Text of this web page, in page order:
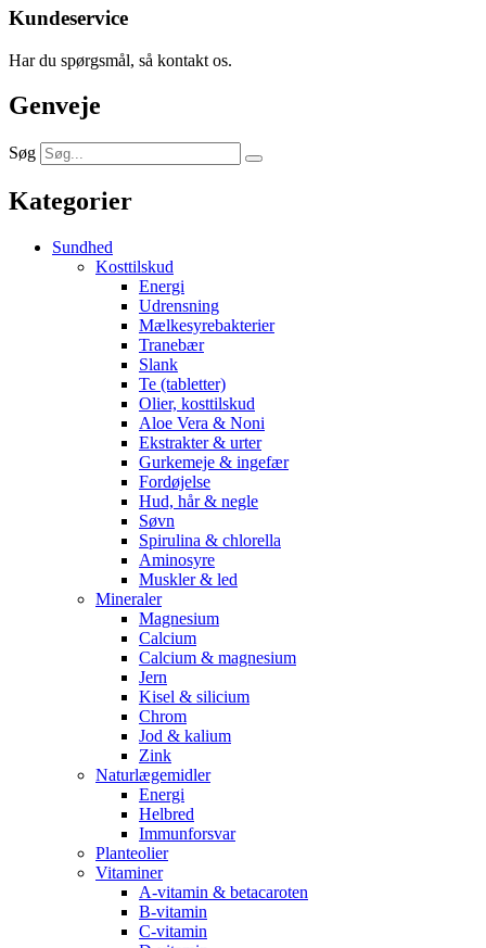
Kundeservice
Har du spørgsmål, så kontakt os.
Genveje
Søg
Kategorier
Sundhed
Kosttilskud
Energi
Udrensning
Mælkesyrebakterier
Tranebær
Slank
Te (tabletter)
Olier, kosttilskud
Aloe Vera & Noni
Ekstrakter & urter
Gurkemeje & ingefær
Fordøjelse
Hud, hår & negle
Søvn
Spirulina & chlorella
Aminosyre
Muskler & led
Mineraler
Magnesium
Calcium
Calcium & magnesium
Jern
Kisel & silicium
Chrom
Jod & kalium
Zink
Naturlægemidler
Energi
Helbred
Immunforsvar
Planteolier
Vitaminer
A-vitamin & betacaroten
B-vitamin
C-vitamin